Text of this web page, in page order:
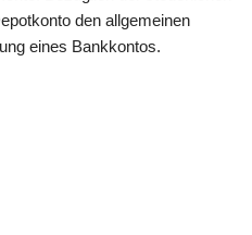
den allgemeinen
eines Bankkontos.